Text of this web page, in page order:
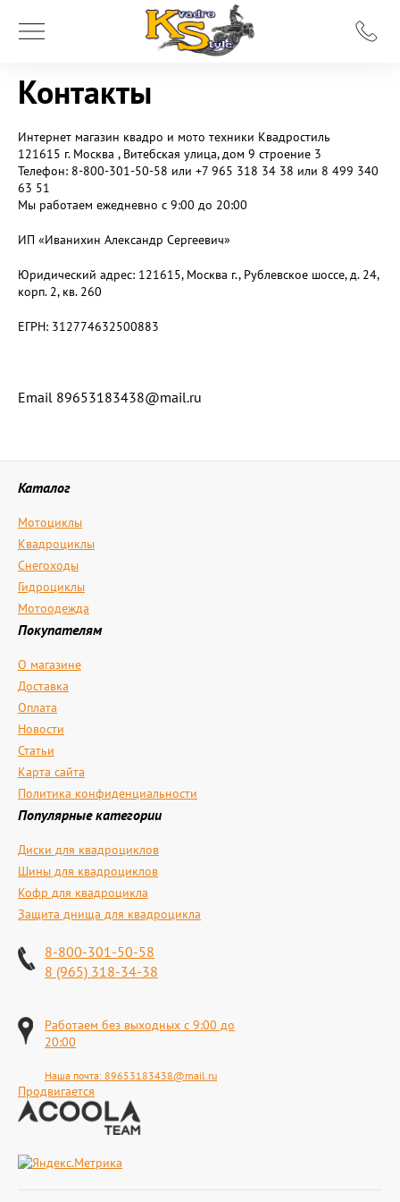
Контакты
Интернет магазин квадро и мото техники Квадростиль
121615 г. Москва , Витебская улица, дом 9 строение 3
Телефон: 8-800-301-50-58 или +7 965 318 34 38 или 8 499 340
63 51
Мы работаем ежедневно с 9:00 до 20:00
ИП «Иванихин Александр Сергеевич»
Юридический адрес: 121615, Москва г., Рублевское шоссе, д. 24,
корп. 2, кв. 260
ЕГРН: 312774632500883
Email 89653183438@mail.ru
Каталог
Мотоциклы
Квадроциклы
Снегоходы
Гидроциклы
Мотоодежда
Покупателям
О магазине
Доставка
Оплата
Новости
Статьи
Карта сайта
Политика конфиденциальности
Популярные категории
Диски для квадроциклов
Шины для квадроциклов
Кофр для квадроцикла
Защита днища для квадроцикла
8-800-301-50-58
8 (965) 318-34-38
Работаем без выходных с 9:00 до
20:00
Наша почта: 89653183438@mail.ru
Продвигается